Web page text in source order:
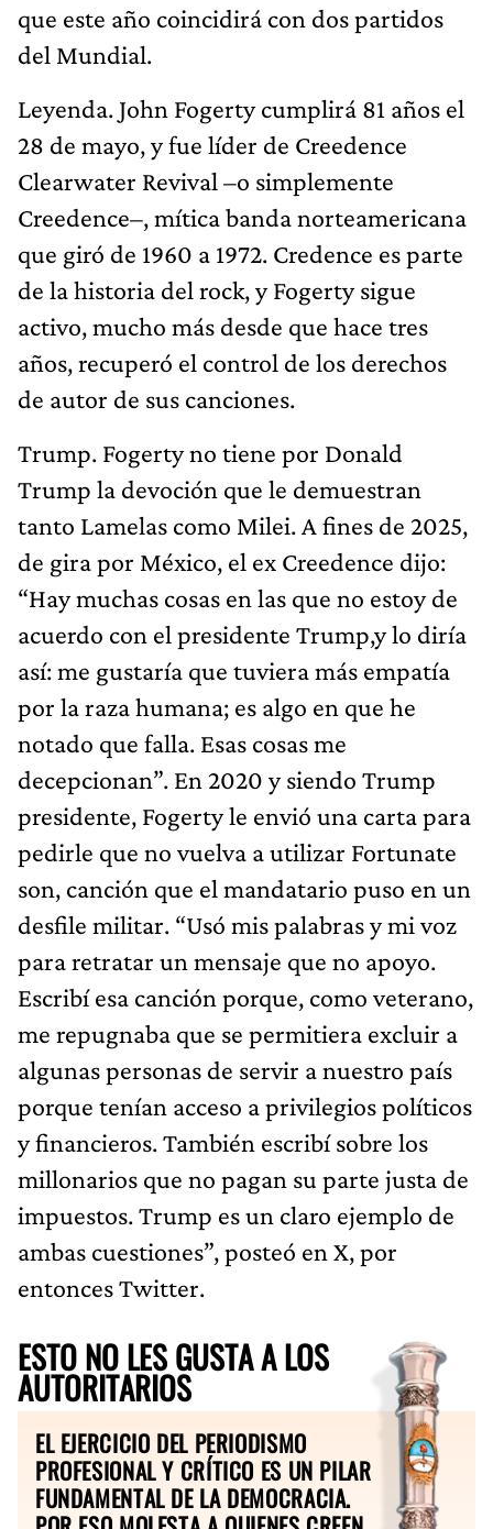
que este año coincidirá con dos partidos
del Mundial.
Leyenda. John Fogerty cumplirá 81 años el
28 de mayo, y fue líder de Creedence
Clearwater Revival –o simplemente
Creedence–, mítica banda norteamericana
que giró de 1960 a 1972. Credence es parte
de la historia del rock, y Fogerty sigue
activo, mucho más desde que hace tres
años, recuperó el control de los derechos
de autor de sus canciones.
Trump. Fogerty no tiene por Donald
Trump la devoción que le demuestran
tanto Lamelas como Milei. A fines de 2025,
de gira por México, el ex Creedence dijo:
“Hay muchas cosas en las que no estoy de
acuerdo con el presidente Trump,y lo diría
así: me gustaría que tuviera más empatía
por la raza humana; es algo en que he
notado que falla. Esas cosas me
decepcionan”. En 2020 y siendo Trump
presidente, Fogerty le envió una carta para
pedirle que no vuelva a utilizar Fortunate
son, canción que el mandatario puso en un
desfile militar. “Usó mis palabras y mi voz
para retratar un mensaje que no apoyo.
Escribí esa canción porque, como veterano,
me repugnaba que se permitiera excluir a
algunas personas de servir a nuestro país
porque tenían acceso a privilegios políticos
y financieros. También escribí sobre los
millonarios que no pagan su parte justa de
impuestos. Trump es un claro ejemplo de
ambas cuestiones”, posteó en X, por
entonces Twitter.
ESTO NO LES GUSTA A LOS
AUTORITARIOS
EL EJERCICIO DEL PERIODISMO
PROFESIONAL Y CRÍTICO ES UN PILAR
FUNDAMENTAL DE LA DEMOCRACIA.